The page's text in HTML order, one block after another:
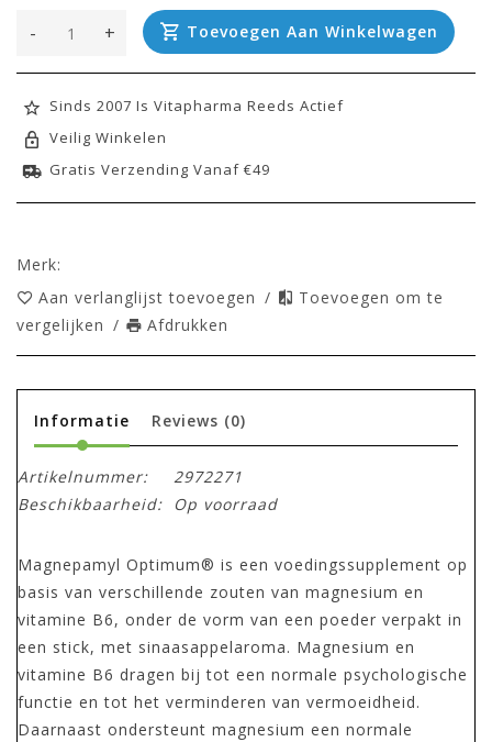
+
- Toevoegen Aan Winkelwagen
Sinds 2007 Is Vitapharma Reeds Actief
Veilig Winkelen
Gratis Verzending Vanaf €49
Merk:
Aan verlanglijst toevoegen /
Toevoegen om te
vergelijken / Afdrukken
Informatie Reviews (0)
Artikelnummer:
2972271
Beschikbaarheid:
Op voorraad
Magnepamyl Optimum® is een voedingssupplement op
basis van verschillende zouten van magnesium en
vitamine B6, onder de vorm van een poeder verpakt in
een stick, met sinaasappelaroma. Magnesium en
vitamine B6 dragen bij tot een normale psychologische
functie en tot het verminderen van vermoeidheid.
Daarnaast ondersteunt magnesium een normale